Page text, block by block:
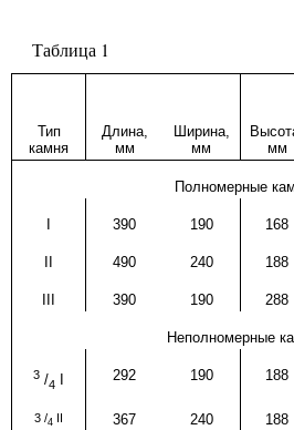
Таблица1
Тип
камня
Длина,
мм
Ширина,
мм
мм
Полномерные
390 190 168
490 240 188
390 190 288
Неполномерные
3 /4 I 292 190 188
3 /4 367 240 188